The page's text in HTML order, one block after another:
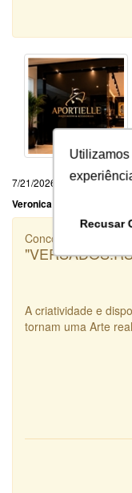
Recusar
7/21/2026
Veronica Portela da Silva
Concorrência
A criatividade e
tornam uma Arte